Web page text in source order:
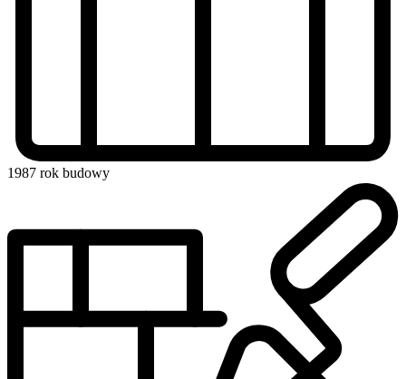
1987 rok budowy